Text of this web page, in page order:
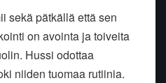
sekä pätkällä että sen
on avointa ja toiveita
Hussi odottaa
niiden tuomaa rutiinia.